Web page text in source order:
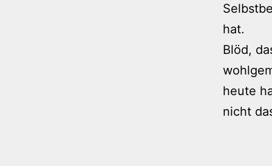
hat.
Blöd,
heute
nicht